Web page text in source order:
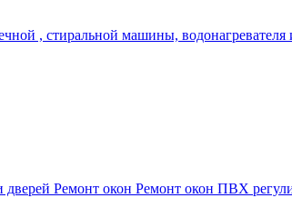
, стиральной машины, водонагревателя
Ремонт окон Ремонт окон ПВХ